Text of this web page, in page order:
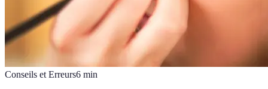
Conseils et Erreurs6 min